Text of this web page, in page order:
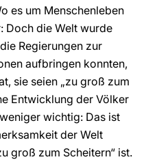
es um Menschenleben
Doch die Welt wurde
Regierungen zur
aufbringen konnten,
sie seien „zu groß zum
Entwicklung der Völker
wichtig: Das ist
der Welt
groß zum Scheitern“ ist.